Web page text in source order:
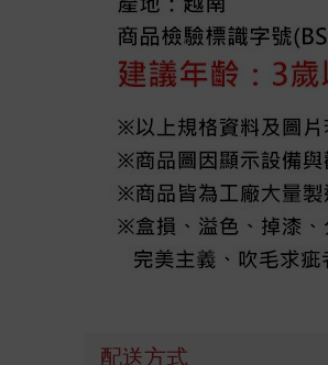
配送方式